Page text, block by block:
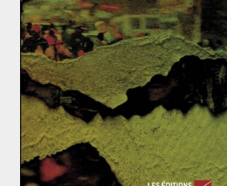
ACTUALITÉS PROCHE ET MOYEN-ORIENT
SUJETS CHAUDS
SYRIE
Fabien HERBERT 27 novembre 2017 0
Reprise des négociations
Entre les 20 et 24 novembre
rencontres importantes étaient